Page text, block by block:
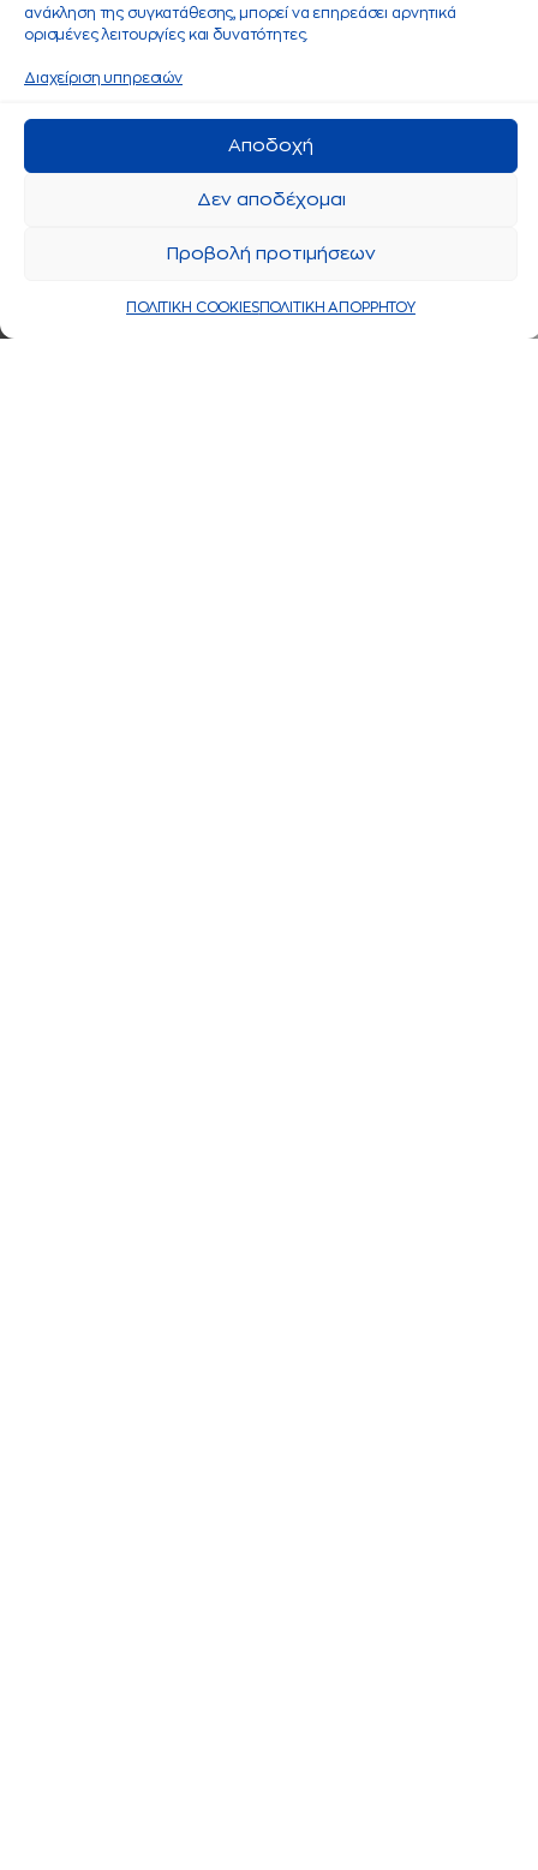
ανάκληση της συγκατάθεσης, μπορεί να επηρεάσει αρνητικά
ορισμένες λειτουργίες και δυνατότητες.
Διαχείριση υπηρεσιών
Αποδοχή
Δεν αποδέχομαι
Προβολή προτιμήσεων
ΠΟΛΙΤΙΚΗ COOKIESΠΟΛΙΤΙΚΗ ΑΠΟΡΡΗΤΟΥ